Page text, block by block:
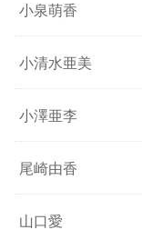
小泉萌香
小清水亜美
小澤亜李
尾崎由香
山口愛